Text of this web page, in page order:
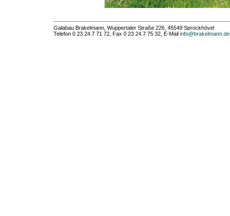
Galabau Brakelmann, Wuppertaler Straße 226, 45549 Sprockhövel
Telefon 0 23 24.7 71 72, Fax 0 23 24.7 75 32, E-Mail info@brakelmann.de